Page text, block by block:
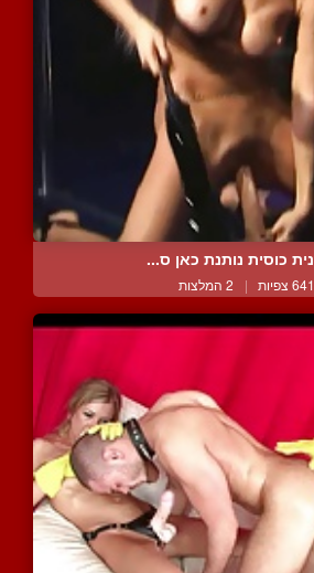
כוסית נותנת כאן ס...
צפיות | 2 המלצות